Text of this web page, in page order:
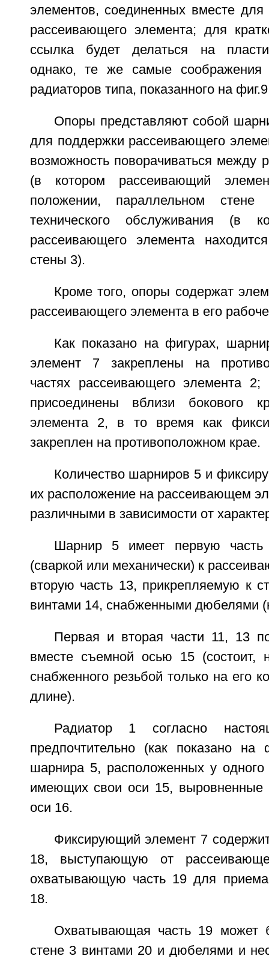
элементов, соединенных вместе для
рассеивающего элемента; для
ссылка будет делаться на
однако, те же самые соображения
радиаторов типа, показанного на
Опоры представляют собой
для поддержки рассеивающего
возможность поворачиваться между
(в котором рассеивающий
положении, параллельном
технического обслуживания (в
рассеивающего элемента
стены 3).
Кроме того, опоры содержат
рассеивающего элемента в его
Как показано на фигурах,
элемент 7 закреплены на
частях рассеивающего элемента
присоединены вблизи бокового
элемента 2, в то время как
закреплен на противоположном крае.
Количество шарниров 5 и
их расположение на рассеивающем
различными в зависимости от
Шарнир 5 имеет первую часть
(сваркой или механически) к
вторую часть 13, прикрепляемую к
винтами 14, снабженными дюбелями
Первая и вторая части 11, 13
вместе съемной осью 15 (состоит,
снабженного резьбой только на его
длине).
Радиатор 1 согласно
предпочтительно (как показано на
шарнира 5, расположенных у
имеющих свои оси 15, выровненные
оси 16.
Фиксирующий элемент 7
18, выступающую от
охватывающую часть 19 для приема
18.
Охватывающая часть 19 может
стене 3 винтами 20 и дюбелями и